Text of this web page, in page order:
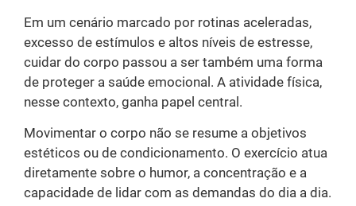
Em um cenário marcado por rotinas aceleradas,
excesso de estímulos e altos níveis de estresse,
cuidar do corpo passou a ser também uma forma
de proteger a saúde emocional. A atividade física,
nesse contexto, ganha papel central.
Movimentar o corpo não se resume a objetivos
estéticos ou de condicionamento. O exercício atua
diretamente sobre o humor, a concentração e a
capacidade de lidar com as demandas do dia a dia.